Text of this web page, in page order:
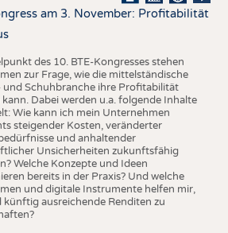
am 3. November: Profitabilität
des 10. BTE-Kongresses stehen
zur Frage, wie die mittelständische
und Schuhbranche ihre Profitabilität
Dabei werden u.a. folgende Inhalte
Wie kann ich mein Unternehmen
steigender Kosten, veränderter
und anhaltender
Unsicherheiten zukunftsfähig
Welche Konzepte und Ideen
bereits in der Praxis? Und welche
und digitale Instrumente helfen mir,
künftig ausreichende Renditen zu